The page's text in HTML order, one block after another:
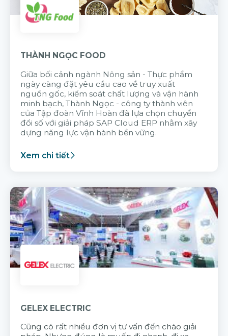
THÀNH NGỌC FOOD
Giữa bối cảnh ngành Nông sản - Thực phẩm
ngày càng đặt yêu cầu cao về truy xuất
nguồn gốc, kiểm soát chất lượng và vận hành
minh bạch, Thành Ngọc - công ty thành viên
của Tập đoàn Vĩnh Hoàn đã lựa chọn chuyển
đổi số với giải pháp SAP Cloud ERP nhằm xây
dựng năng lực vận hành bền vững.
Xem chi tiết
GELEX ELECTRIC
Cũng có rất nhiều đơn vị tư vấn đến chào giải